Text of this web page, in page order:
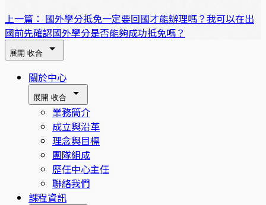
上一篇： 國外學分抵免一定要回國才能辦理嗎？我可以在出
國前先確認國外學分是否能夠成功抵免嗎？
展開 收合
關於中心
展開 收合
業務簡介
成立與沿革
理念與目標
團隊組成
歷任中心主任
聯絡我們
課程資訊